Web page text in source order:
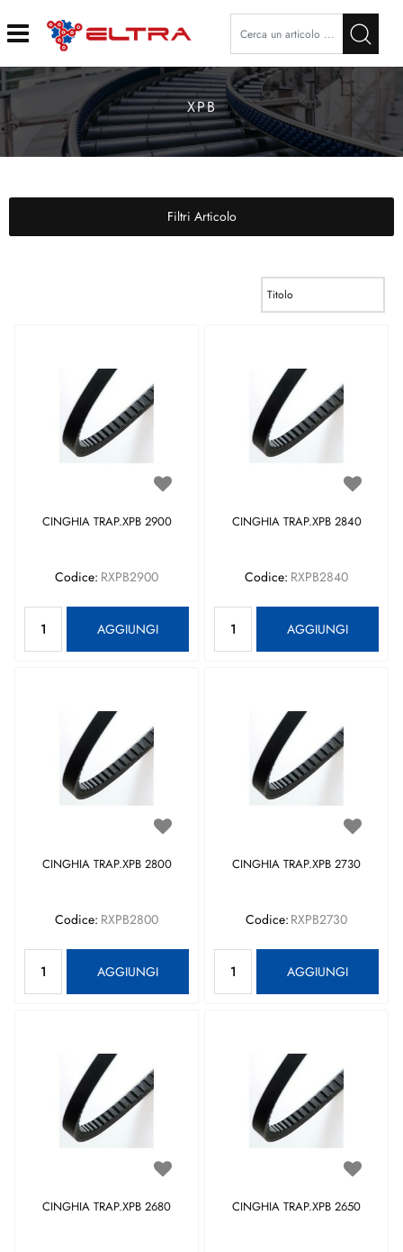
Open
XPB
Filtri Articolo
CINGHIA TRAP.XPB 2900
Codice: RXPB2900
AGGIUNGI
CINGHIA TRAP.XPB 2840
Codice: RXPB2840
AGGIUNGI
CINGHIA TRAP.XPB 2800
Codice: RXPB2800
AGGIUNGI
CINGHIA TRAP.XPB 2730
Codice: RXPB2730
AGGIUNGI
CINGHIA TRAP.XPB 2680 CINGHIA TRAP.XPB 2650